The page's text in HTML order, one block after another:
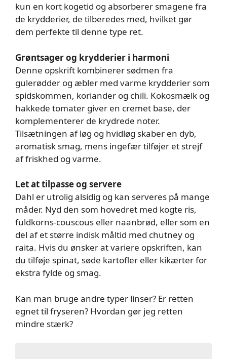
kun en kort kogetid og absorberer smagene fra
de krydderier, de tilberedes med, hvilket gør
dem perfekte til denne type ret.
Grøntsager og krydderier i harmoni
Denne opskrift kombinerer sødmen fra
gulerødder og æbler med varme krydderier som
spidskommen, koriander og chili. Kokosmælk og
hakkede tomater giver en cremet base, der
komplementerer de krydrede noter.
Tilsætningen af løg og hvidløg skaber en dyb,
aromatisk smag, mens ingefær tilføjer et strejf
af friskhed og varme.
Let at tilpasse og servere
Dahl er utrolig alsidig og kan serveres på mange
måder. Nyd den som hovedret med kogte ris,
fuldkorns-couscous eller naanbrød, eller som en
del af et større indisk måltid med chutney og
raita. Hvis du ønsker at variere opskriften, kan
du tilføje spinat, søde kartofler eller kikærter for
ekstra fylde og smag.
Kan man bruge andre typer linser? Er retten
egnet til fryseren? Hvordan gør jeg retten
mindre stærk?